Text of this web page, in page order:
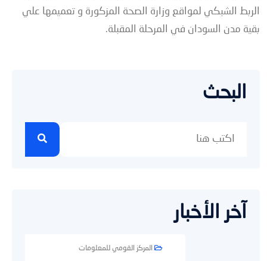
الربط الشبكي لمواقع وزارة الصحة المزكورة و تعميمها علي
بقية مدن السودان في المرحلة المقبلة.
البحث
آخر الأخبار
المركز القومي للمعلومات